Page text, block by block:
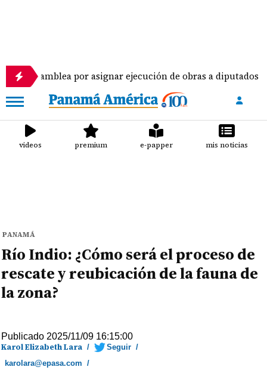
por asignar ejecución de obras a diputados
videos premium e-papper mis noticias
PANAMÁ
Río Indio: ¿Cómo será el proceso de
rescate y reubicación de la fauna de
la zona?
Publicado 2025/11/09 16:15:00
Karol Elizabeth Lara / Seguir /
karolara@epasa.com /